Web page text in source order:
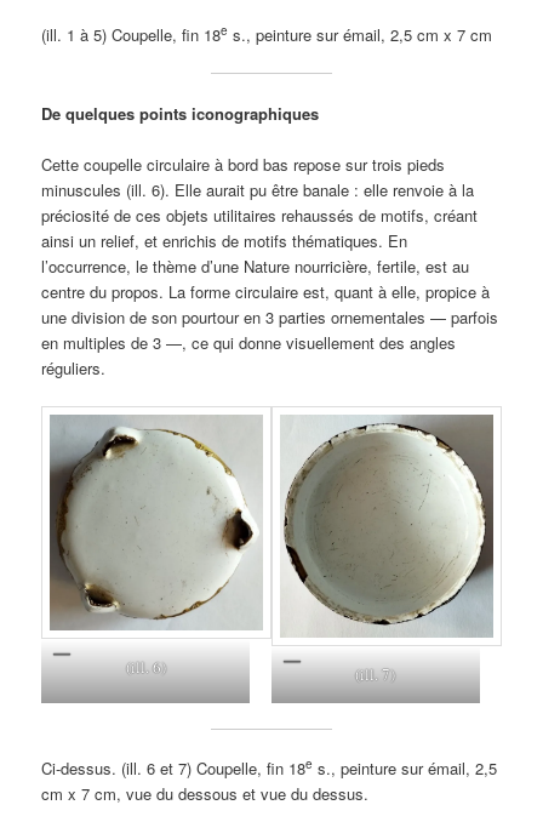
(ill. 1 à 5) Coupelle, fin 18e s., peinture sur émail, 2,5 cm x 7 cm
De quelques points iconographiques
Cette coupelle circulaire à bord bas repose sur trois pieds
minuscules (ill. 6). Elle aurait pu être banale : elle renvoie à la
préciosité de ces objets utilitaires rehaussés de motifs, créant
ainsi un relief, et enrichis de motifs thématiques. En
l’occurrence, le thème d’une Nature nourricière, fertile, est au
centre du propos. La forme circulaire est, quant à elle, propice à
une division de son pourtour en 3 parties ornementales — parfois
en multiples de 3 —, ce qui donne visuellement des angles
réguliers.
(ill. 6) (ill. 7)
Ci-dessus. (ill. 6 et 7) Coupelle, fin 18e s., peinture sur émail, 2,5
cm x 7 cm, vue du dessous et vue du dessus.